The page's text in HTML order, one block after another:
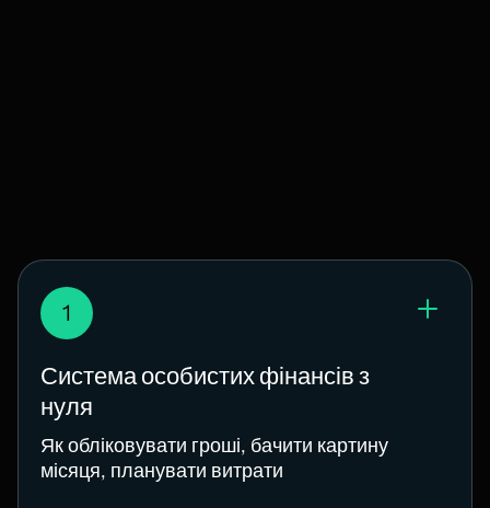
1
Система особистих фінансів з
нуля
Як обліковувати гроші, бачити картину
місяця, планувати витрати